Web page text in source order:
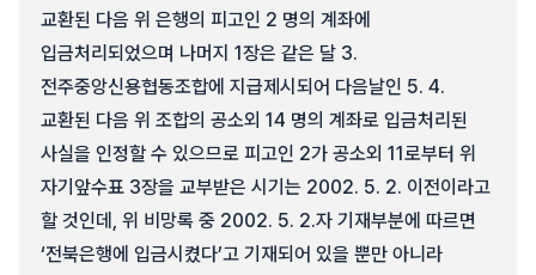
교환된 다음 위 은행의 피고인 2 명의 계좌에
입금처리되었으며 나머지 1장은 같은 달 3.
전주중앙신용협동조합에 지급제시되어 다음날인 5. 4.
교환된 다음 위 조합의 공소외 14 명의 계좌로 입금처리된
사실을 인정할 수 있으므로 피고인 2가 공소외 11로부터 위
자기앞수표 3장을 교부받은 시기는 2002. 5. 2. 이전이라고
할 것인데, 위 비망록 중 2002. 5. 2.자 기재부분에 따르면
‘전북은행에 입금시켰다’고 기재되어 있을 뿐만 아니라